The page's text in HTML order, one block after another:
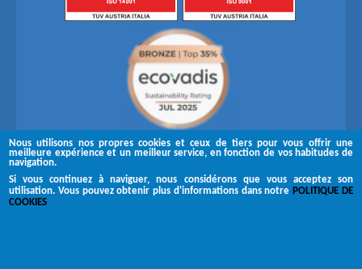
Nous utilisons nos propres cookies et ceux de tiers pour vous offrir une
meilleure expérience et un meilleur service, en fonction de vos habitudes de
navigation.
Si vous continuez à naviguer, nous considérons que vous acceptez son
utilisation. Vous pouvez obtenir plus d'informations dans notre POLITIQUE DE
COOKIES
Suivez-nous sur